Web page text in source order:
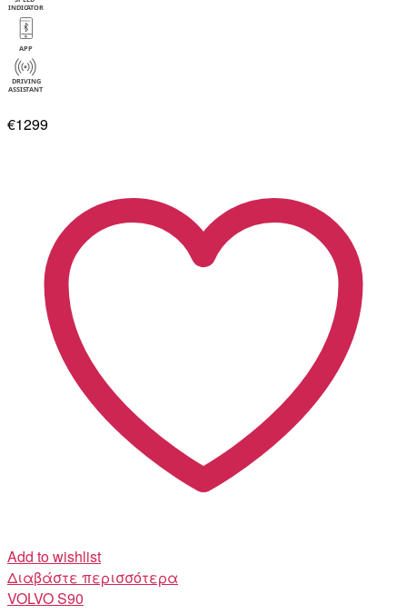
€1299
Add to wishlist
Διαβάστε περισσότερα
VOLVOS90